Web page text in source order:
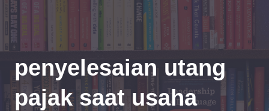
penyelesaian utang
pajak saat usaha